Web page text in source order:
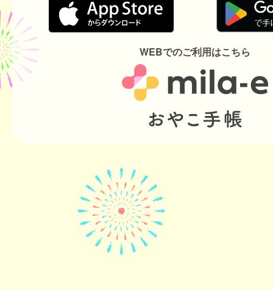
WEBでのご利用はこちら